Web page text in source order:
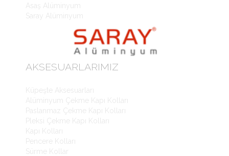
Asaş Alüminyum
Saray Alüminyum
WordPress Slider Free Version
AKSESUARLARIMIZ
Küpeşte Aksesuarları
Alüminyum Çekme Kapı Kolları
Paslanmaz Çekme Kapı Kolları
Pleksi Çekme Kapı Kolları
Kapı Kolları
Pencere Kolları
Sürme Kollar